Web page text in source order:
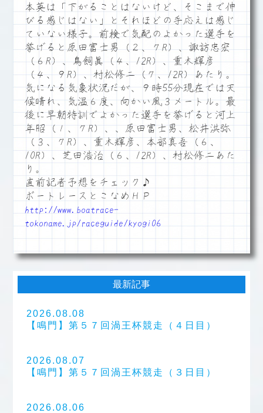
本英は「下がることはないけど、そこまで伸
びる感じはない」とそれほどの手応えは感じ
ていない様子。前検で気配のよかった選手を
挙げると原田富士男（２、７R）、諏訪忠宏
（６R）、鳥飼眞（４、12R）、重木輝彦
（４、９R）、村松修二（７、12R）あたり。
気になる気象状況だが、９時55分現在では天
候晴れ、気温６度、向かい風３メートル。最
後に早朝特訓でよかった選手を挙げると河上
年昭（１、７R）、、原田富士男、松井洪弥
（３、７R）、重木輝彦、本部真吾（６、
10R）、芝田浩治（６、12R）、村松修二あた
り。
直前記者予想をチェック♪
ボートレースとこなめＨＰ
http://www.boatrace-
tokoname.jp/raceguide/kyogi06
最新記事
2026.08.08
【鳴門】第５７回渦王杯競走（４日目）
2026.08.07
【鳴門】第５７回渦王杯競走（３日目）
2026.08.06